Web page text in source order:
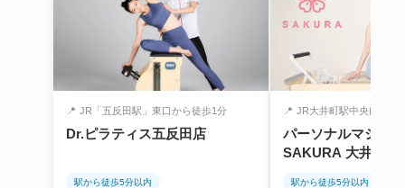
📍 JR「五反田駅」東口から徒歩1分
Dr.ピラティス五反田店
駅から徒歩5分以内
📍 JR大井町駅中央口より
パーソナルマシン
SAKURA 大井町店
駅から徒歩5分以内